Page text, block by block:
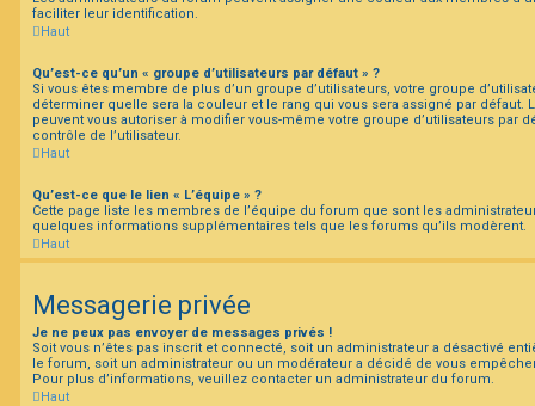
faciliter leur identification.
Haut
Qu’est-ce qu’un « groupe d’utilisateurs par défaut » ?
Si vous êtes membre de plus d’un groupe d’utilisateurs, votre groupe
déterminer quelle sera la couleur et le rang qui vous sera assigné par défaut.
peuvent vous autoriser à modifier vous-même votre groupe d’utilisateurs par
contrôle de l’utilisateur.
Haut
Qu’est-ce que le lien « L’équipe » ?
Cette page liste les membres de l’équipe du forum que sont les
quelques informations supplémentaires tels que les forums qu’ils modèrent.
Haut
Messagerie privée
Je ne peux pas envoyer de messages privés !
Soit vous n’êtes pas inscrit et connecté, soit un administrateur a désactivé
le forum, soit un administrateur ou un modérateur a décidé de vous
Pour plus d’informations, veuillez contacter un administrateur du forum.
Haut